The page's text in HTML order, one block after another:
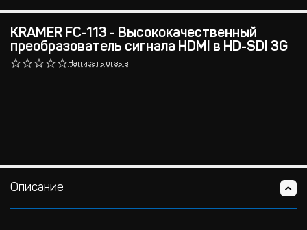
KRAMER FC-113 - Высококачественный
преобразователь сигнала HDMI в HD-SDI 3G
Написать отзыв
Описание